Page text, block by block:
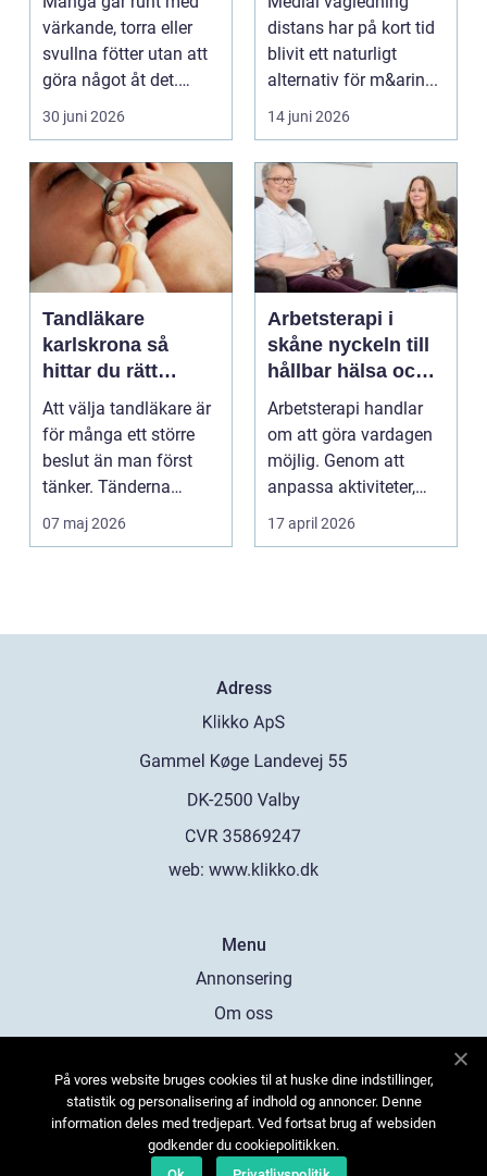
värkande, torra eller
svullna fötter utan att
göra något åt det.
Fötterna bär hel...
30 juni 2026
distans har på kort tid
blivit ett naturligt
alternativ för m&arin...
14 juni 2026
Tandläkare
karlskrona så
hittar du rätt
tandvård nära dig
Att välja tandläkare är
för många ett större
beslut än man först
tänker. Tänderna
påverkar hur vi må...
07 maj 2026
Arbetsterapi i
skåne nyckeln till
hållbar hälsa och
arbete
Arbetsterapi handlar
om att göra vardagen
möjlig. Genom att
anpassa aktiviteter,
miljö och hjälpmede...
17 april 2026
Adress
web: www.klikko.dk
Menu
Annonsering
Om oss
Kontakta oss
Sitemap
På vores website bruges cookies til at huske dine indstillinger,
statistik og personalisering af indhold og annoncer. Denne
information deles med tredjepart. Ved fortsat brug af websiden
godkender du cookiepolitikken.